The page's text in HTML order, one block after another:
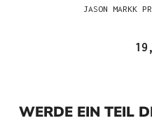
JASON MARKK
WERDE EIN TEIL